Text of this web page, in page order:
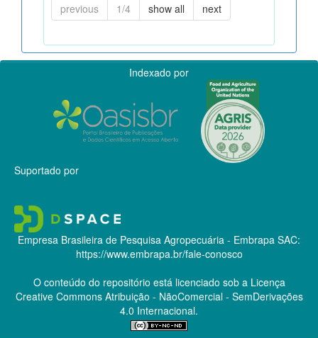
previous 1/4 show all next
Indexado por
Suportado por
Empresa Brasileira de Pesquisa Agropecuária - Embrapa SAC:
https://www.embrapa.br/fale-conosco
O conteúdo do repositório está licenciado sob a Licença
Creative CommonsAtribuição - NãoComercial - SemDerivações
4.0 Internacional.